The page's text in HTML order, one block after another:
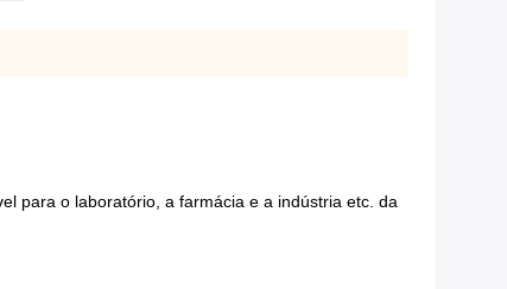
para o laboratório, a farmácia e a indústria etc. da